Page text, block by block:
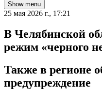
Show menu
25 мая 2026 г., 17:21
В Челябинской
режим «черного
Также в регионе
предупреждение